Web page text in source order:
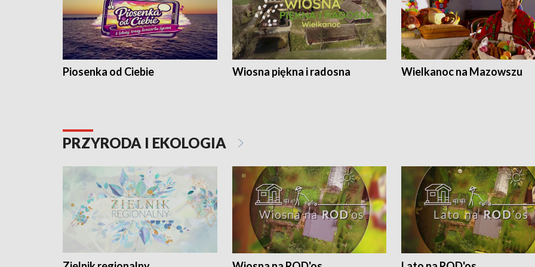
Piosenka od Ciebie Wiosna piękna i radosna Wielkanoc na Mazowszu
PRZYRODA I EKOLOGIA